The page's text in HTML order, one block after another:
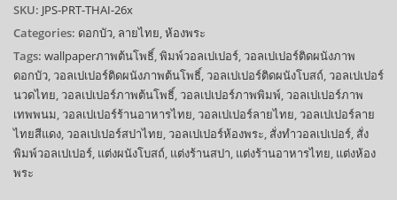
SKU: JPS-PRT-THAI-26x
Categories: ดอกบัว, ลายไทย,ห้องพระ
Tags: wallpaperภาพต้นโพธิ์,พิมพ์วอลเปเปอร์, วอลเปเปอร์ติดผนังภาพ
ดอกบัว, วอลเปเปอร์ติดผนังภาพต้นโพธิ์, วอลเปเปอร์ติดผนังโบสถ์, วอลเปเปอร์
นวดไทย, วอลเปเปอร์ภาพต้นโพธิ์, วอลเปเปอร์ภาพพิมพ์, วอลเปเปอร์ภาพ
เทพพนม, วอลเปเปอร์ร้านอาหารไทย, วอลเปเปอร์ลายไทย, วอลเปเปอร์ลาย
ไทยสีแดง, วอลเปเปอร์สปาไทย, วอลเปเปอร์ห้องพระ, สั่งทำวอลเปเปอร์, สั่ง
พิมพ์วอลเปเปอร์, แต่งผนังโบสถ์, แต่งร้านสปา, แต่งร้านอาหารไทย, แต่งห้อง
พระ